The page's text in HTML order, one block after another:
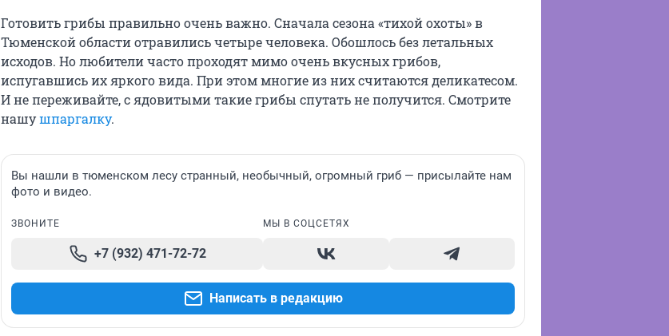
Готовить грибы правильно очень важно. Сначала сезона «тихой охоты» в
Тюменской области отравились четыре человека. Обошлось без летальных
исходов. Но любители часто проходят мимо очень вкусных грибов,
испугавшись их яркого вида. При этом многие из них считаются деликатесом.
И не переживайте, с ядовитыми такие грибы спутать не получится. Смотрите
нашушпаргалку.
Вы нашли в тюменском лесу странный, необычный, огромный гриб — присылайте нам
фото и видео.
ЗВОНИТЕ
+7 (932) 471-72-72
МЫ В СОЦСЕТЯХ
Написать в редакцию